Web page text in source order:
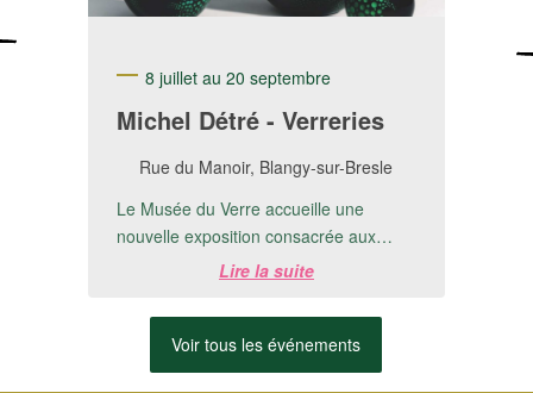
8 juillet au 20 septembre
Michel Détré - Verreries
Rue du Manoir, Blangy-sur-Bresle
Le Musée du Verre accueille une
nouvelle exposition consacrée aux
créations de Michel Detré.📅 Du 8 juillet
Lire la suite
Voir tous les événements